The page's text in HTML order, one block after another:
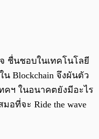
ชื่นชอบในเทคโนโลยี
Blockchain จึงผันตัว
คฯ ในอนาคตยังมีอะไร
อที่จะ Ride the wave